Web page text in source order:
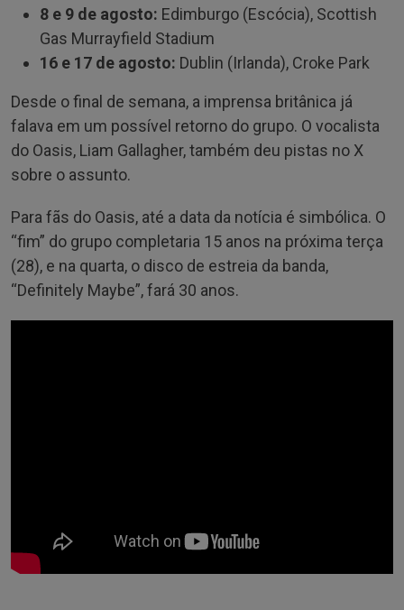
8 e 9 de agosto: Edimburgo (Escócia), Scottish
Gas Murrayfield Stadium
16 e 17 de agosto: Dublin (Irlanda), Croke Park
Desde o final de semana, a imprensa britânica já
falava em um possível retorno do grupo. O vocalista
do Oasis, Liam Gallagher, também deu pistas no X
sobre o assunto.
Para fãs do Oasis, até a data da notícia é simbólica. O
“fim” do grupo completaria 15 anos na próxima terça
(28), e na quarta, o disco de estreia da banda,
“Definitely Maybe”, fará 30 anos.